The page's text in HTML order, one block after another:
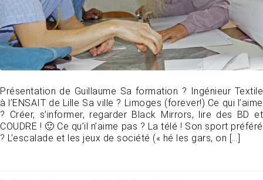
Présentation de Guillaume Sa formation ? Ingénieur Textile
à l’ENSAIT de Lille Sa ville ? Limoges (forever!) Ce qui l’aime
? Créer, s’informer, regarder Black Mirrors, lire des BD et
COUDRE ! 🙂 Ce qu’il n’aime pas ? La télé ! Son sport préféré
? L’escalade et les jeux de société (« hé les gars, on […]